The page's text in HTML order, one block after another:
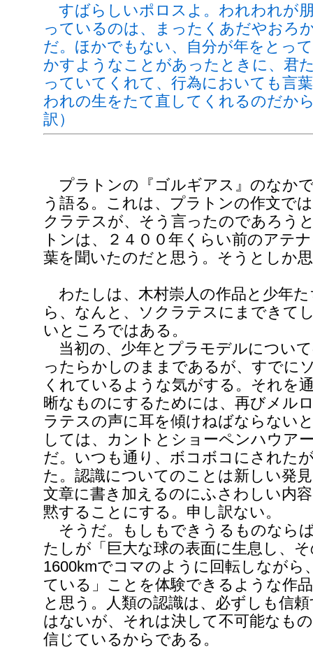
すばらしいポロスよ。われわれが
っているのは、まったくあだやおろ
だ。ほかでもない、自分が年をとっ
かすようなことがあったときに、君
っていてくれて、行為においても言
われの生をたて直してくれるのだか
訳）
プラトンの『ゴルギアス』のなか
う語る。これは、プラトンの作文で
クラテスが、そう言ったのであろう
トンは、２４００年くらい前のアテ
葉を聞いたのだと思う。そうとしか
わたしは、木村崇人の作品と少年
ら、なんと、ソクラテスにまできて
いところではある。
当初の、少年とプラモデルについ
ったらかしのままであるが、すでに
くれているような気がする。それを
晰なものにするためには、再びメル
ラテスの声に耳を傾けねばならない
しては、カントとショーペンハウア
だ。いつも通り、ボコボコにされた
た。認識についてのことは新しい発
文章に書き加えるのにふさわしい内
黙することにする。申し訳ない。
そうだ。もしもできうるものなら
たしが「巨大な球の表面に生息し、
1600kmでコマのように回転しながら
ている」ことを体験できるような作
と思う。人類の認識は、必ずしも信
はないが、それは決して不可能な
信じているからである。